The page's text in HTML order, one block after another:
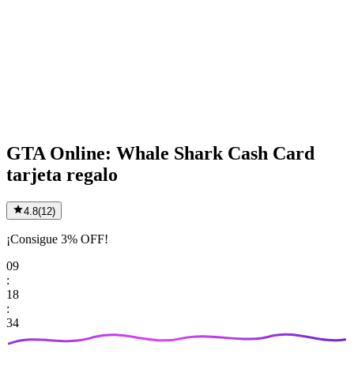
GTA Online: Whale Shark Cash Card
tarjeta regalo
4.8(12)
¡Consigue 3% OFF!
09
:
18
:
34